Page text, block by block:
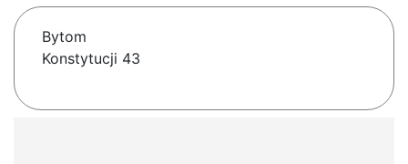
Bytom
Konstytucji 43